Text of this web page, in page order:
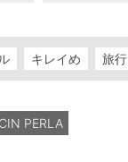
キレイめ 旅行
PERLA